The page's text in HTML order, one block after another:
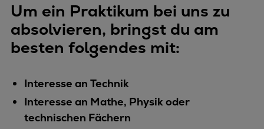
Um ein Praktikum bei uns zu
absolvieren, bringst du am
besten folgendes mit:
Interesse an Technik
Interesse an Mathe, Physik oder
technischen Fächern